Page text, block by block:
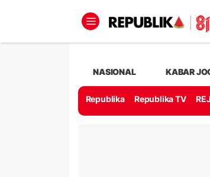
NASIONAL KABAR
Republika Republika TV